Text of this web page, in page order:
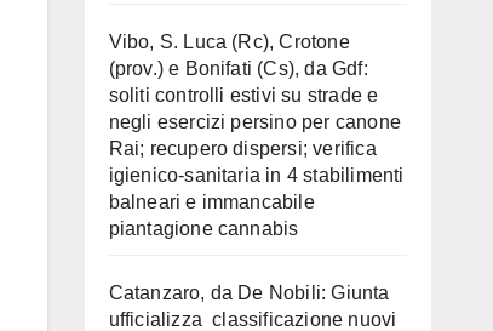
Vibo, S. Luca (Rc), Crotone
(prov.) e Bonifati (Cs), da Gdf:
soliti controlli estivi su strade e
negli esercizi persino per canone
Rai; recupero dispersi; verifica
igienico-sanitaria in 4 stabilimenti
balneari e immancabile
piantagione cannabis
Catanzaro, da De Nobili: Giunta
ufficializza classificazione nuovi